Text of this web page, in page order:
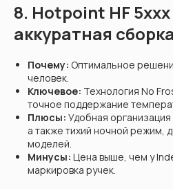
8. Hotpoint HF
аккуратная
Почему: Оптимальное
человек.
Ключевое: Технология No
точное поддержание
Плюсы: Удобная
а также тихий ночной режим,
моделей.
Минусы: Цена выше, чем у
маркировка ручек.